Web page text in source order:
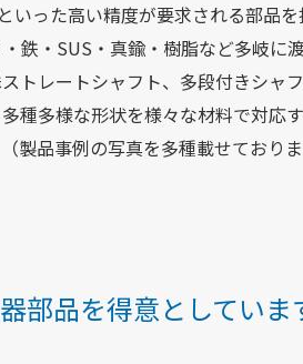
いった高い精度が要求される部品
鉄・SUS・真鍮・樹脂など多岐に
トレートシャフト、多段付きシャ
種多様な形状を様々な材料で対応
製品事例の写真を多種載せており
部品を得意としていま